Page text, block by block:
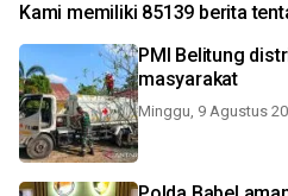
Kami memiliki 85139 berita
PMI Belitung
masyarakat
Minggu, 9 Agustus